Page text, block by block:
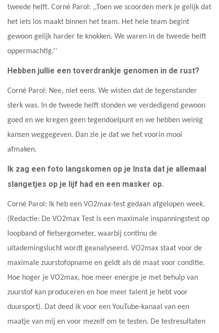
tweede helft. Corné Parol: ,,Toen we scoorden merk je gelijk dat
het iets los maakt binnen het team. Het hele team begint
gewoon gelijk harder te knokken. We waren in de tweede helft
oppermachtig.’’
Hebben jullie een toverdrankje genomen in de rust?
Corné Parol: Nee, niet eens. We wisten dat de tegenstander
sterk was. In de tweede helft stonden we verdedigend gewoon
goed en we kregen geen tegendoelpunt en we hebben weinig
kansen weggegeven. Dan zie je dat we het voorin mooi
afmaken.
Ik zag een foto langskomen op je Insta dat je allemaal
slangetjes op je lijf had en een masker op.
Corné Parol: Ik heb een VO2max-test gedaan afgelopen week.
(Redactie: De VO2max Test is een maximale inspanningstest op
loopband of fietsergometer, waarbij continu de
uitademingslucht wordt geanalyseerd. VO2max staat voor de
maximale zuurstofopname en geldt als dé maat voor conditie.
Hoe hoger je VO2max, hoe meer energie je met behulp van
zuurstof kan produceren en hoe meer talent je hebt voor
duursport). Dat deed ik voor een YouTube-kanaal van een
maatje van mij en voor mezelf om te testen. De testresultaten